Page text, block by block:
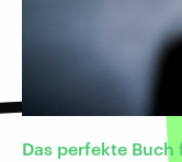
Das perfekte